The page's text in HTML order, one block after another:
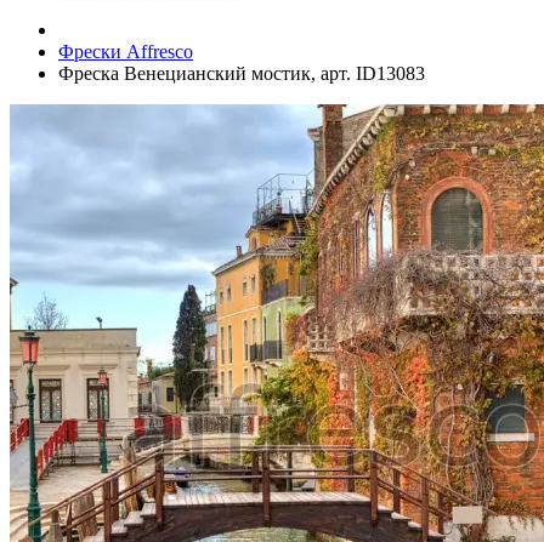
Фрески Affresco
Фреска Венецианский мостик, арт. ID13083